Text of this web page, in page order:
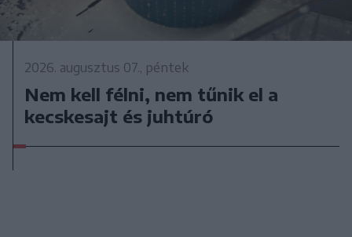
2026. augusztus 07., péntek
Nem kell félni, nem tűnik el a
kecskesajt és juhtúró